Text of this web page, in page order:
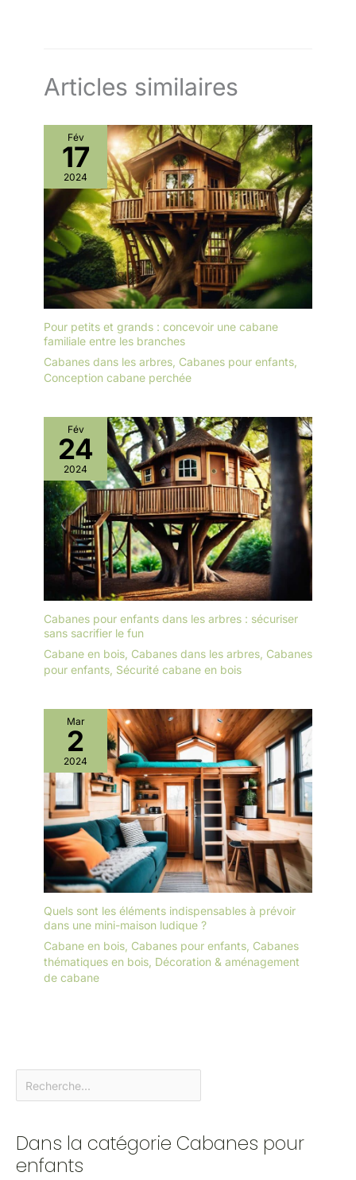
Articles similaires
Fév
17
2024
Pour petits et grands : concevoir une cabane
familiale entre les branches
Cabanes dans les arbres Cabanes pour enfants
Conception cabane perchée
Fév
24
2024
Cabanes pour enfants dans les arbres : sécuriser
sans sacrifier le fun
Cabane en bois Cabanes dans les arbres Cabanes
pour enfants Sécurité cabane en bois
Mar
2
2024
Quels sont les éléments indispensables à prévoir
dans une mini-maison ludique ?
Cabane en bois Cabanes pour enfants Cabanes
thématiques en bois Décoration & aménagement
de cabane
Dans la catégorie Cabanes pour
enfants